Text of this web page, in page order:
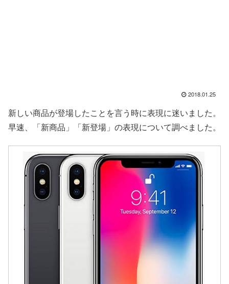
2018.01.25
新しい商品が登場したことを言う時に表現に迷いました。
早速、「新商品」「新登場」の表現について調べました。